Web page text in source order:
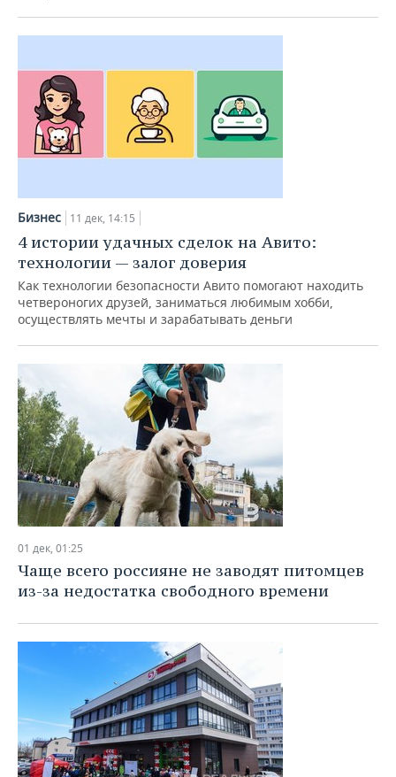
Бизнес 11 дек, 14:15
4 истории удачных сделок на Авито:
технологии — залог доверия
Как технологии безопасности Авито помогают находить
четвероногих друзей, заниматься любимым хобби,
осуществлять мечты и зарабатывать деньги
01 дек, 01:25
Чаще всего россияне не заводят питомцев
из-за недостатка свободного времени